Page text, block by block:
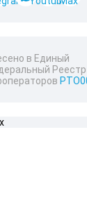
в Единый
Реестр